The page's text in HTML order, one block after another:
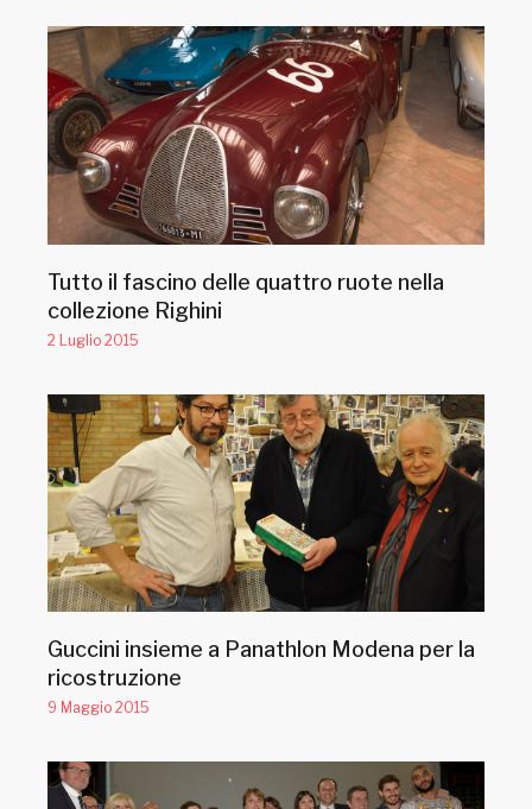
Tutto il fascino delle quattro ruote nella
collezione Righini
2 Luglio 2015
Guccini insieme a Panathlon Modena per la
ricostruzione
9 Maggio 2015